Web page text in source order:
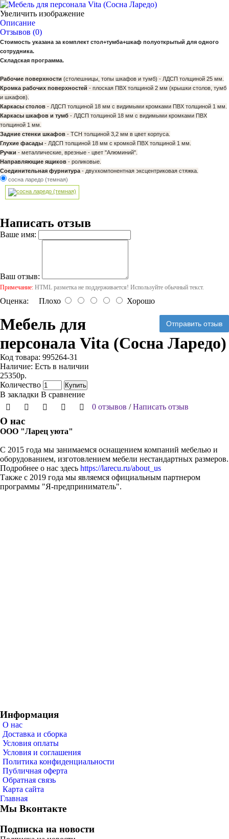
Увеличить изображение
Описание
Отзывов (0)
Стоимость указана за комплект стол+тумба+шкаф полуоткрытый для одного
сотрудника.
Складская программа.
Рабочие поверхности (столешницы, топы шкафов и тумб) - ЛДСП толщиной 25 мм.
Кромка рабочих поверхностей - плоская ПВХ толщиной 2 мм (крышки столов, тумб
и шкафов).
Каркасы столов - ЛДСП толщиной 18 мм с видимыми кромками ПВХ толщиной 1 мм.
Каркасы шкафов и тумб - ЛДСП толщиной 18 мм с видимыми кромками ПВХ
толщиной 1 мм.
Задние стенки шкафов - ТСН толщиной 3,2 мм в цвет корпуса.
Глухие фасады - ЛДСП толщиной 18 мм с кромкой ПВХ толщиной 1 мм.
Ручки - металлические, врезные - цвет "Алюминий".
Направляющие ящиков - роликовые.
Соединительная фурнитура - двухкомпонентная эксцентриковая стяжка.
сосна ларедо (темная)
Написать отзыв
Ваше имя:
Ваш отзыв:
Примечание: HTML разметка не поддерживается! Используйте обычный текст.
Оценка: Плохо Хорошо
Отправить отзыв
Мебель для
персонала Vita (Сосна Ларедо)
Код товара: 995264-31
Наличие: Есть в наличии
25350р.
Количество
Купить
В закладки В сравнение
0 отзывов /Написать отзыв
О нас
ООО "Ларец уюта"
С 2015 года мы занимаемся оснащением компаний мебелью и
оборудованием, изготовлением мебели нестандартных размеров.
Подробнее о нас здесь https://larecu.ru/about_us
Также с 2019 года мы являемся официальным партнером
программы "Я-предприниматель".
Информация
О нас
Доставка и сборка
Условия оплаты
Условия и соглашения
Политика конфиденциальности
Публичная оферта
Обратная связь
Карта сайта
Главная
Мы Вконтакте
Подписка на новости